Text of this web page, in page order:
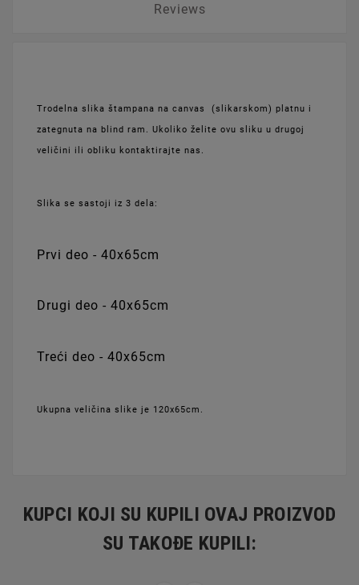
Reviews
Trodelna slika štampana na canvas (slikarskom) platnu i
zategnuta na blind ram. Ukoliko želite ovu sliku u drugoj
veličini ili obliku kontaktirajte nas.
Slika se sastoji iz 3 dela:
Prvi deo - 40x65cm
Drugi deo - 40x65cm
Treći deo - 40x65cm
Ukupna veličina slike je 120x65cm.
KUPCI KOJI SU KUPILI OVAJ PROIZVOD
SU TAKOĐE KUPILI: